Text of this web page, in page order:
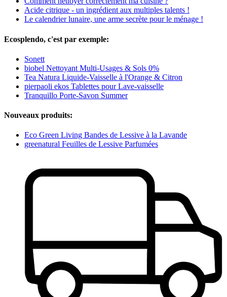
Acide citrique - un ingrédient aux multiples talents !
Le calendrier lunaire, une arme secrète pour le ménage !
Ecosplendo, c'est par exemple:
Sonett
biobel Nettoyant Multi-Usages & Sols 0%
Tea Natura Liquide-Vaisselle à l'Orange & Citron
pierpaoli ekos Tablettes pour Lave-vaisselle
Tranquillo Porte-Savon Summer
Nouveaux produits:
Eco Green Living Bandes de Lessive à la Lavande
greenatural Feuilles de Lessive Parfumées